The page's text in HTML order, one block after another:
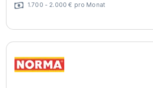
1.700 - 2.000 € pro Monat